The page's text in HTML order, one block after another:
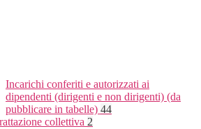
Incarichi conferiti e autorizzati ai
dipendenti (dirigenti e non dirigenti) (da
pubblicare in tabelle) 44
collettiva 2